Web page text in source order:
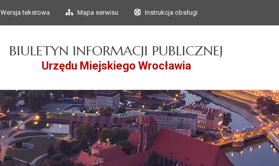
Przejdź do głównego
Przejdź do treści
Wersja tekstowa Mapa serwisu Instrukcja obsługi
BIULETYN INFORMACJI PUBLICZNEJ
Urzędu Miejskiego Wrocławia